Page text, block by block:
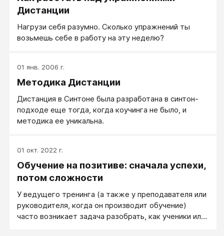
Дистанции
Нагрузи себя разумно. Сколько упражнений ты
возьмешь себе в работу на эту неделю?
01 янв. 2006 г.
Методика Дистанции
Дистанция в Синтоне была разработана в синтон-
подходе еще тогда, когда коучинга не было, и
методика ее уникальна.
01 окт. 2022 г.
Обучение на позитиве: сначала успехи,
потом сложности
У ведущего тренинга (а также у преподавателя или
руководителя, когда он производит обучение)
часто возникает задача разобрать, как ученики или